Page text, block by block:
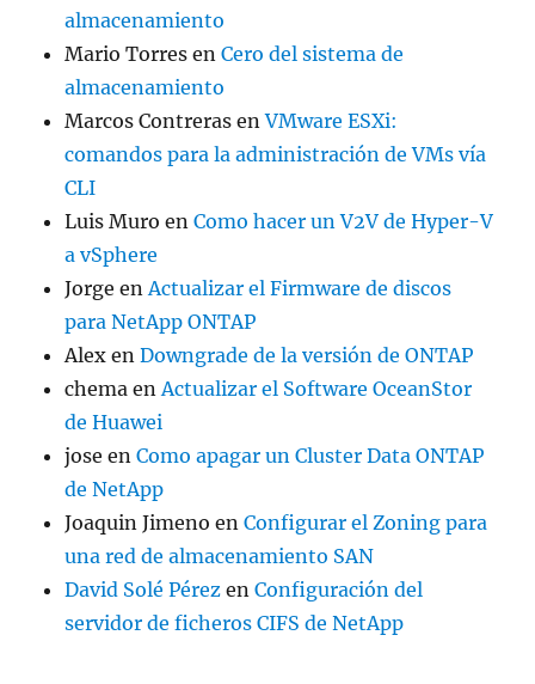
almacenamiento
Mario Torres enCero del sistema de
almacenamiento
Marcos Contreras enVMware ESXi:
comandos para la administración de VMs vía
CLI
Luis Muro enComo hacer un V2V de Hyper-V
a vSphere
Jorge en Actualizar el Firmware de discos
para NetApp ONTAP
Alex enDowngrade de la versión de ONTAP
chema en Actualizar el Software OceanStor
de Huawei
jose enComo apagar un Cluster Data ONTAP
de NetApp
Joaquin Jimeno enConfigurar el Zoning para
una red de almacenamiento SAN
David Solé Pérez enConfiguración del
servidor de ficheros CIFS de NetApp